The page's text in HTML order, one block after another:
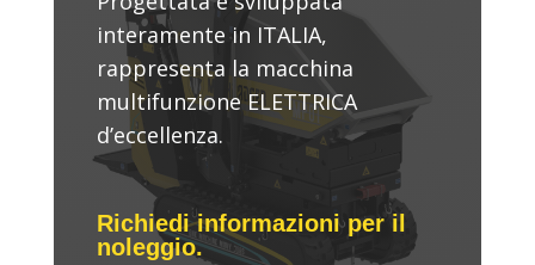
interamente in ITALIA,
rappresenta la macchina
multifunzione ELETTRICA
d’eccellenza.
Richiedi informazioni per il
noleggio.